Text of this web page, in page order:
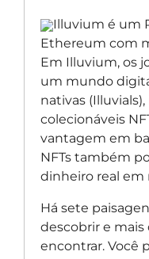
Illuvium é um
Ethereum com
Em Illuvium, os
um mundo
nativas
colecionáveis
vantagem em
NFTs também
dinheiro real em
Há sete
descobrir e mais
encontrar. Você